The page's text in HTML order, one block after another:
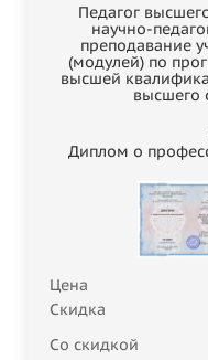
Педагог
научно-
преподавание
(модулей) по
высшей
высшего
Диплом о
Цена
Скидка
Со скидкой